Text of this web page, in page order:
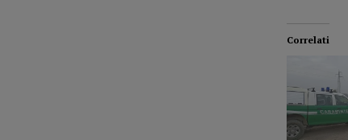
Correlati